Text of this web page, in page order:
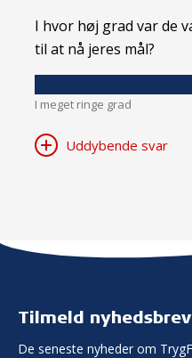
I hvor høj grad var de
til at nå jeres mål?
I meget ringe grad
Uddybende svar
Tilmeld nyhedsbrev
De seneste nyheder om